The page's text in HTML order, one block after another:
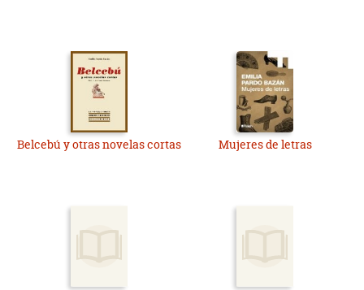
Belcebú y otras novelas cortas Mujeres de letras